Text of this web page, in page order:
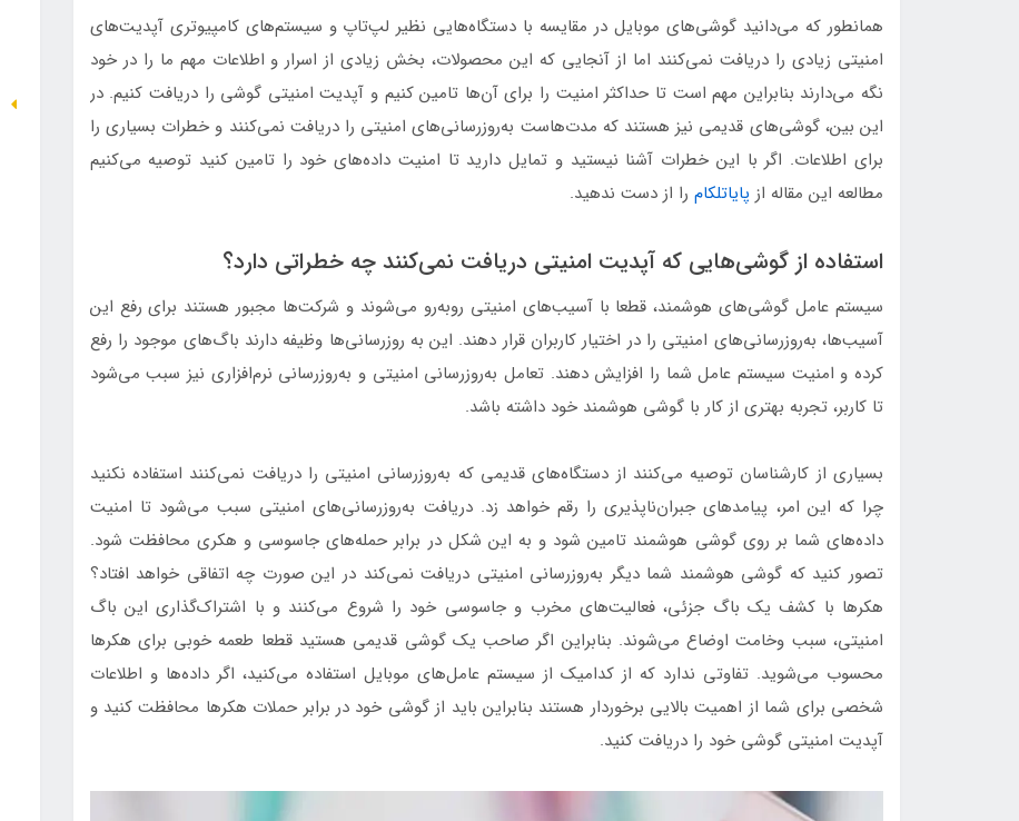
همانطور که می‌دانید گوشی‌های موبایل در مقایسه با دستگاه‌هایی نظیر لپ‌تاپ و سیستم‌های کامپیوتری آپدیت‌های
امنیتی زیادی را دریافت نمی‌کنند اما از آنجایی که این محصولات، بخش زیادی از اسرار و اطلاعات مهم ما را در خود
نگه می‌دارند بنابراین مهم است تا حداکثر امنیت را برای آن‌ها تامین کنیم و آپدیت امنیتی گوشی را دریافت کنیم. در
این بین، گوشی‌های قدیمی نیز هستند که مدت‌هاست به‌روزرسانی‌های امنیتی را دریافت نمی‌کنند و خطرات بسیاری را
برای اطلاعات. اگر با این خطرات آشنا نیستید و تمایل دارید تا امنیت داده‌های خود را تامین کنید توصیه می‌کنیم
مطالعه این مقاله از پایاتلکام را از دست ندهید.
استفاده از گوشی‌هایی که آپدیت امنیتی دریافت نمی‌کنند چه خطراتی دارد؟
سیستم عامل‌ گوشی‌های هوشمند، قطعا با آسیب‌های امنیتی روبه‌رو می‌شوند و شرکت‌ها مجبور هستند برای رفع این
آسیب‌ها، به‌روزرسانی‌های امنیتی را در اختیار کاربران قرار دهند. این به روزرسانی‌ها وظیفه دارند باگ‌های موجود را رفع
کرده و امنیت سیستم عامل شما را افزایش دهند. تعامل به‌روزرسانی امنیتی و به‌روزرسانی نرم‌افزاری نیز سبب می‌شود
تا کاربر، تجربه بهتری از کار با گوشی هوشمند خود داشته باشد.
بسیاری از کارشناسان توصیه می‌کنند از دستگاه‌های قدیمی که به‌روزرسانی امنیتی را دریافت نمی‌کنند استفاده نکنید
چرا که این امر، پیامدهای جبرا‌ن‌ناپذیری را رقم خواهد زد. دریافت به‌روزرسانی‌های امنیتی سبب می‌شود تا امنیت
داده‌های شما بر روی گوشی هوشمند تامین شود و به این شکل در برابر حمله‌های جاسوسی و هکری محافظت شود.
تصور کنید که گوشی هوشمند شما دیگر به‌روزرسانی امنیتی دریافت نمی‌کند در این صورت چه اتفاقی خواهد افتاد؟
هکرها با کشف یک باگ جزئی، فعالیت‌های مخرب و جاسوسی خود را شروع می‌کنند و با اشتراک‌گذاری این باگ
امنیتی، سبب وخامت اوضاع می‎‌شوند. بنابراین اگر صاحب یک گوشی قدیمی هستید قطعا طعمه خوبی برای هکرها
محسوب می‌شوید. تفاوتی ندارد که از کدامیک از سیستم‌ عامل‌های موبایل استفاده می‌کنید، اگر داده‌ها و اطلاعات
شخصی برای شما از اهمیت بالایی برخوردار هستند بنابراین باید از گوشی خود در برابر حملات هکرها محافظت کنید و
آپدیت امنیتی گوشی خود را دریافت کنید.